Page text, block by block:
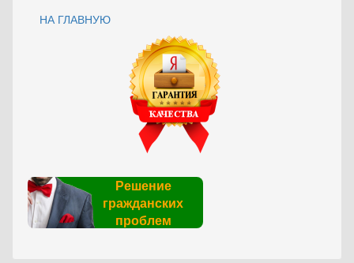
НА ГЛАВНУЮ
Решение
гражданских
проблем